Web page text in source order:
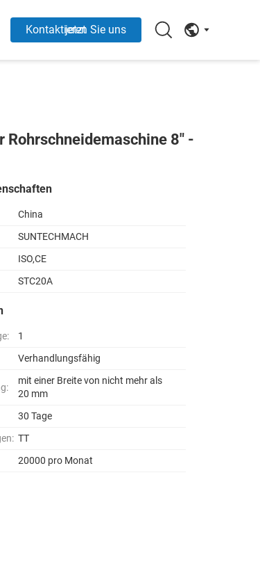
Kontaktieren Sie uns jetzt
Rohrschneidemaschine 8" -
China
SUNTECHMACH
ISO,CE
STC20A
1
Verhandlungsfähig
mit einer Breite von nicht mehr als
20 mm
30 Tage
TT
20000 pro Monat